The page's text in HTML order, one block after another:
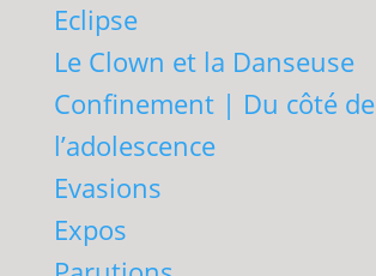
Eclipse
Le Clown et la Danseuse
Confinement | Du côté de
l’adolescence
Evasions
Expos